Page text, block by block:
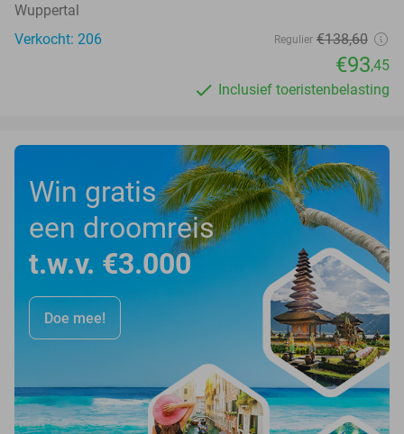
Wuppertal
Verkocht: 206
Regulier €138,60
€93,45
Inclusief toeristenbelasting
Win gratis
een droomreis
t.w.v. €3.000
Doe mee!